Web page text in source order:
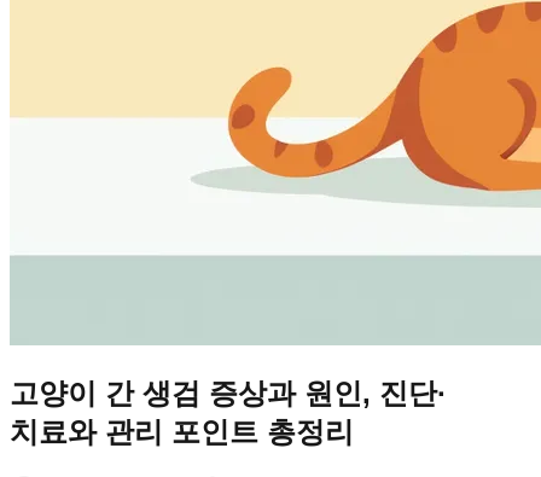
고양이 간 생검 증상과 원인, 진단·
치료와 관리 포인트 총정리